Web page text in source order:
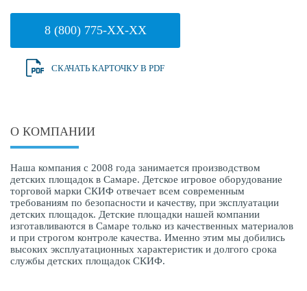
8 (800) 775-XX-XX
СКАЧАТЬ КАРТОЧКУ В PDF
О КОМПАНИИ
Наша компания с 2008 года занимается производством
детских площадок в Самаре. Детское игровое оборудование
торговой марки СКИФ отвечает всем современным
требованиям по безопасности и качеству, при эксплуатации
детских площадок. Детские площадки нашей компании
изготавливаются в Самаре только из качественных материалов
и при строгом контроле качества. Именно этим мы добились
высоких эксплуатационных характеристик и долгого срока
службы детских площадок СКИФ.